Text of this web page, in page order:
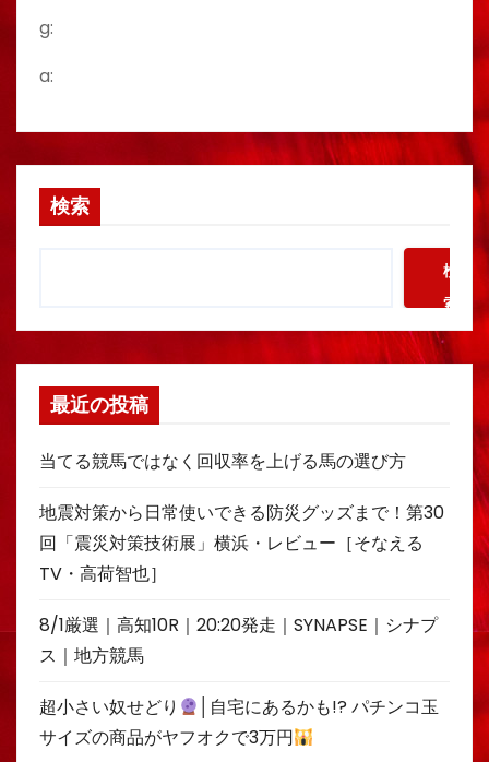
g:
a:
検索
検
索
最近の投稿
当てる競馬ではなく回収率を上げる馬の選び方
地震対策から日常使いできる防災グッズまで！第30
回「震災対策技術展」横浜・レビュー［そなえる
TV・高荷智也］
8/1厳選｜高知10R｜20:20発走｜SYNAPSE｜シナプ
ス｜地方競馬
超小さい奴せどり
│自宅にあるかも!? パチンコ玉
サイズの商品がヤフオクで3万円